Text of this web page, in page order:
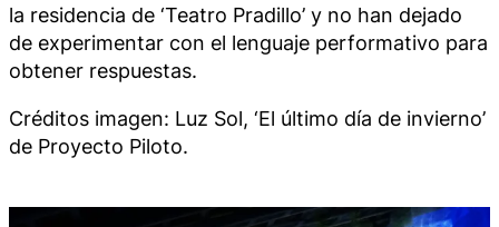
la residencia de ‘Teatro Pradillo’ y no han dejado
de experimentar con el lenguaje performativo para
obtener respuestas.
Créditos imagen: Luz Sol, ‘El último día de invierno’
de Proyecto Piloto.